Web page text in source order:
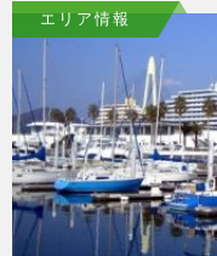
エリア情報